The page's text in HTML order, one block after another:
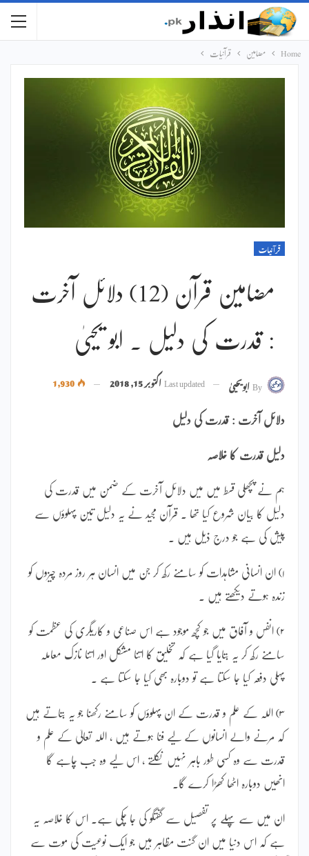
Home مضامین قرآنیات
قرآنیات
مضامین قرآن (12) دلائل آخرت
: قدرت کی دلیل ۔ ابو یحییٰ
Byابویحییٰ Last updatedاکتوبر 15, 2018
دلائل آخرت : قدرت کی دلیل
دلیل قدرت کا خلاصہ
ہم نے پچھلی قسط میں میں دلائل آخرت کے ضمن میں قدرت کی
دلیل کا بیان شروع کیا تھا ۔ قرآن مجید نے یہ دلیل تین پہلوؤں سے
پیش کی ہے جو درج ذیل ہیں ۔
۱) ان انسانی مشاہدات کو سامنے رکھ کر جن میں انسان ہر روز مردہ چیزوں کو
زندہ ہوتے دیکھتے ہیں ۔
۲) انفس و آفاق میں جو کچھ موجود ہے اس صناعی و کاریگری کی عظمت کو
سامنے رکھ کر یہ بتایا گیا ہے کہ تخلیق کا اتنا مشکل اور اتنا نازک معاملہ
پہلی دفعہ کیا جا سکتا ہے تو دوبارہ بھی کیا جا سکتا ہے ۔
۳) اللہ کے علم و قدرت کے ان پہلوؤں کو سامنے رکھنا جو یہ بتاتے ہیں
کہ مرنے والے انسانوں کے لیے فنا ہوتے ہیں ، اللہ تعالیٰ کے علم و
قدرت سے وہ کسی طور باہر نہیں نکلتے ، اس لیے وہ جب چاہے گا
انھیں دوبارہ اٹھا کھڑا کرے گا۔
ان میں سے پہلے پر تفصیل سے گفتگو کی جا چکی ہے۔ اس کا خلاصہ یہ
ہے کہ اس دنیا میں ان گنت مظاہر ہیں جو ایک نوعیت کی موت سے